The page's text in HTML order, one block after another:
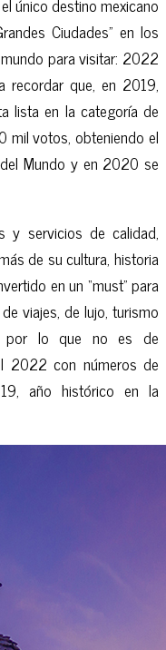
Ciudades” en los
para visitar: 2022
recordar que, en 2019,
lista en la categoría de
mil votos, obteniendo el
Mundo y en 2020 se
y servicios de calidad,
de su cultura, historia
en un “must” para
viajes, de lujo, turismo
por lo que no es de
2022 con números de
año histórico en la